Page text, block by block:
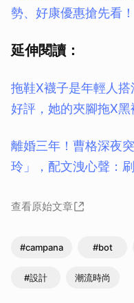
勢、好康優惠搶先看！
延伸閱讀：
拖鞋X襪子是年輕人
好評，她的夾腳拖X
離婚三年！曹格深夜
玲」，配文洩心聲：
查看原始文章
#campana #bot
#設計 潮流時尚